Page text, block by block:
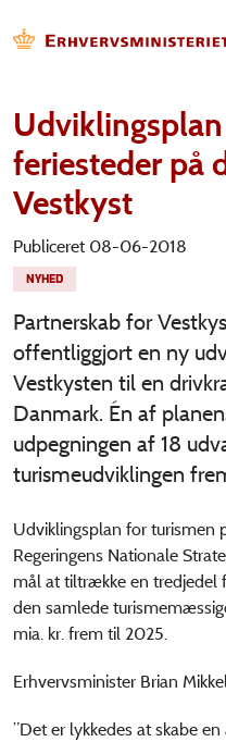
feriesteder på
Vestkyst
Publiceret 08-06-2018
NYHED
Partnerskab for
offentliggjort en ny
Vestkysten til en
Danmark. Én af
udpegningen af 18
turismeudviklingen
Udviklingsplan for turismen
Regeringens Nationale
mål at tiltrække en tredjedel
den samlede
mia. kr. frem til 2025.
Erhvervsminister Brian
”Det er lykkedes at skabe